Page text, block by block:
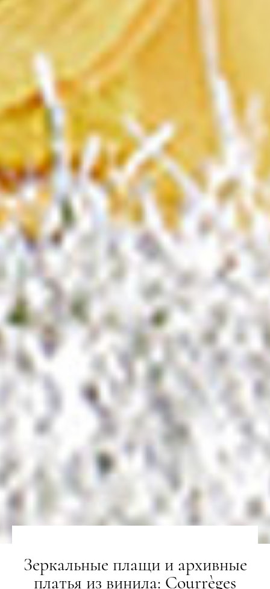
Зеркальные плащи и архивные
платья из винила: Courrèges